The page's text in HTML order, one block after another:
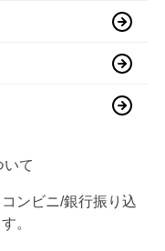
いて
ンビニ/銀行振り込
。